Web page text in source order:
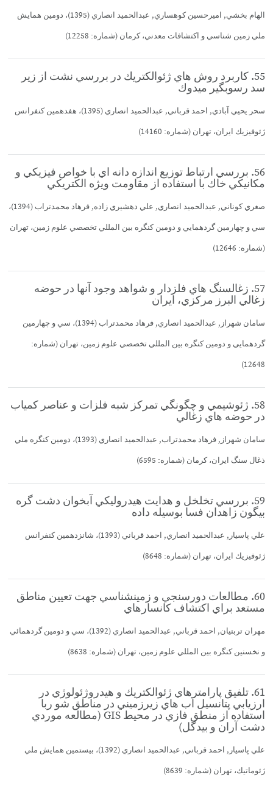
الهام بخشي, اميرحسين كوهساري, عبدالحميد انصاري (1395)، دومين همايش
ملي زمين شناسي و اكتشافات معدني، كرمان (شماره: 12258)
55. كاربرد روش هاي ژئوالكتريك در بررسي نشت از زير
سد رسوبگير ميدوك
سحر يحيي آبادي, احمد قرباني, عبدالحميد انصاري (1395)، هفدهمين كنفرانس
ژئوفيزيك ايران، تهران (شماره: 14160)
56. بررسي ارتباط توزيع اندازه دانه اي با خواص فيزيكي و
مكانيكي خاك با استفاده از مقاومت ويژه الكتريكي
صغري كوناني, عبدالحميد انصاري, علي دهشيري زاده, فرهاد محمدتراب (1394)،
سي و چهارمين گردهمايي و دومين كنگره بين المللي تخصصي علوم زمين، تهران
(شماره: 12646)
57. زغالسنگ هاي فلزدار و شواهد وجود آنها در حوضه
زغالي البرز مركزي، ايران
سامان شهراز, عبدالحميد انصاري, فرهاد محمدتراب (1394)، سي و چهارمين
گردهمايي و دومين كنگره بين المللي تخصصي علوم زمين، تهران (شماره:
12648)
58. ژئوشيمي و چگونگي تمركز شبه فلزات و عناصر كمياب
در حوضه هاي زغالي
سامان شهراز, فرهاد محمدتراب, عبدالحميد انصاري (1393)، دومين كنگره ملي
ذغال سنگ ايران، كرمان (شماره: 6595)
59. بررسي تخلخل و هدايت هيدروليكي آبخوان دشت گره
بيگون زاهدان فسا بوسيله داده
علي پاسيار, عبدالحميد انصاري, احمد قرباني (1393)، شانزدهمين كنفرانس
ژئوفيزيك ايران، تهران (شماره: 8648)
60. مطالعات دورسنجي و زمينشناسي جهت تعيين مناطق
مستعد براي اكتشاف كانسارهاي
مهران تربتيان, احمد قرباني, عبدالحميد انصاري (1392)، سي و دومين گردهمائي
و نخسنين كنگره بين المللي علوم زمين، تهران (شماره: 8638)
61. تلفيق پارامترهاي ژئوالكتريك و هيدروژئولوژي در
ارزيابي پتانسيل آب هاي زيرزميني در مناطق شو ربا
استفاده از منطق فازي در محيط GIS (مطالعه موردي
دشت آران و بيدگل)
علي پاسيار, احمد قرباني, عبدالحميد انصاري (1392)، بيستمين همايش ملي
ژئوماتيك، تهران (شماره: 8639)